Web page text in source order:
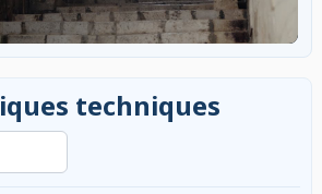
techniques
caractéristiques